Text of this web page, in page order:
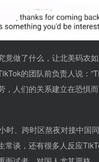
竟做了什么，让北美码农
的团队前负责人说：
，人们的关系建立在恐惧
时、跨时区熬夜对接中国
常谈，还有很多人反应